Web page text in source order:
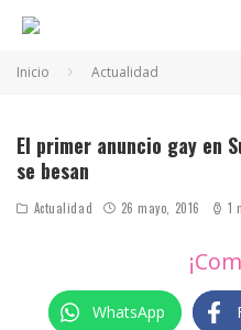
Inicio Actualidad
El primer anuncio gay en
se besan
Actualidad 26 mayo, 2016 1
WhatsApp